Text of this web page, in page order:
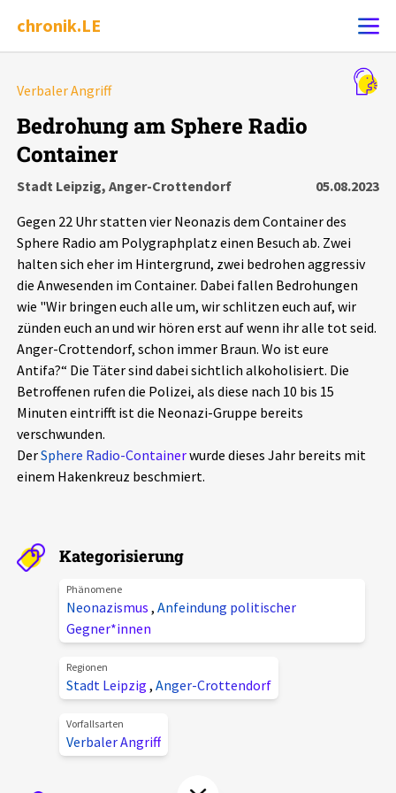
chronik.LE
Chronik
Leipziger Zustände
Schlaglichter
Phänomene
Aktuelles
Alle Beiträge
Podcasts
Über uns
Kontakt
Unterstützer_innen
Spenden
chronik.LE in der Presse
Verbaler Angriff
Bedrohung am Sphere Radio
Container
Stadt Leipzig, Anger-Crottendorf
05.08.2023
Gegen 22 Uhr statten vier Neonazis dem Container des
Sphere Radio am Polygraphplatz einen Besuch ab. Zwei
halten sich eher im Hintergrund, zwei bedrohen aggressiv
die Anwesenden im Container. Dabei fallen Bedrohungen
wie "Wir bringen euch alle um, wir schlitzen euch auf, wir
zünden euch an und wir hören erst auf wenn ihr alle tot seid.
Anger-Crottendorf, schon immer Braun. Wo ist eure
Antifa?“ Die Täter sind dabei sichtlich alkoholisiert. Die
Betroffenen rufen die Polizei, als diese nach 10 bis 15
Minuten eintrifft ist die Neonazi-Gruppe bereits
verschwunden.
DerSphere Radio-Containerwurde dieses Jahr bereits mit
einem Hakenkreuz beschmiert.
Kategorisierung
Phänomene
Neonazismus , Anfeindung politischer
Gegner*innen
Regionen
Stadt Leipzig , Anger-Crottendorf
Vorfallsarten
Verbaler Angriff
Alle Ereignisse
Ereignisse
Ereignisse